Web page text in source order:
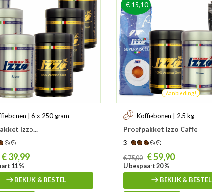
| 6 x 250 gram
Izzo...
€ 39,99
11 %
BEKIJK & BESTEL
-€ 15,10
Aanbieding!
Koffiebonen | 2.5 kg
Proefpakket Izzo Caffe
3
Prijs
€ 75,00 € 59,90
U bespaart 20 %
BEKIJK & BESTEL